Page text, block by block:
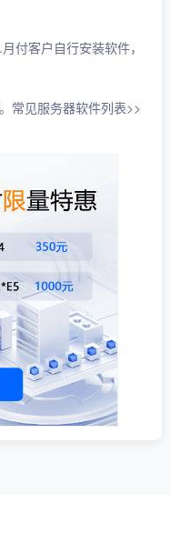
客户自行安装软件，
常见服务器软件列表>>